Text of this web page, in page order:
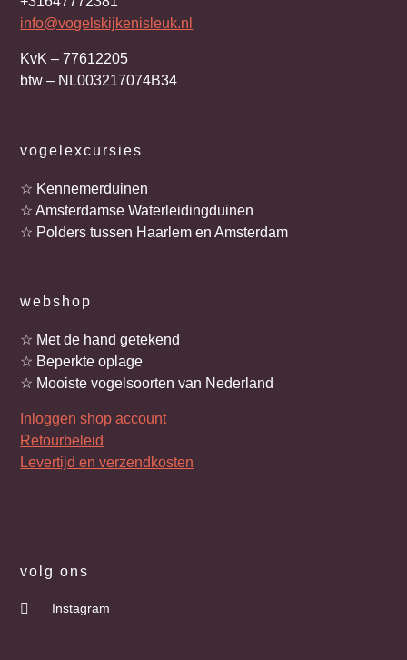
info@vogelskijkenisleuk.nl
KvK – 77612205
btw – NL003217074B34
vogelexcursies
☆ Kennemerduinen
☆ Amsterdamse Waterleidingduinen
☆ Polders tussen Haarlem en Amsterdam
webshop
☆ Met de hand getekend
☆ Beperkte oplage
☆ Mooiste vogelsoorten van Nederland
Inloggen shop account
Retourbeleid
Levertijd en verzendkosten
volg ons
Instagram